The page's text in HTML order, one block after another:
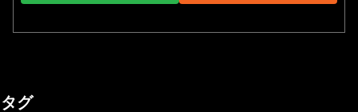
タグ